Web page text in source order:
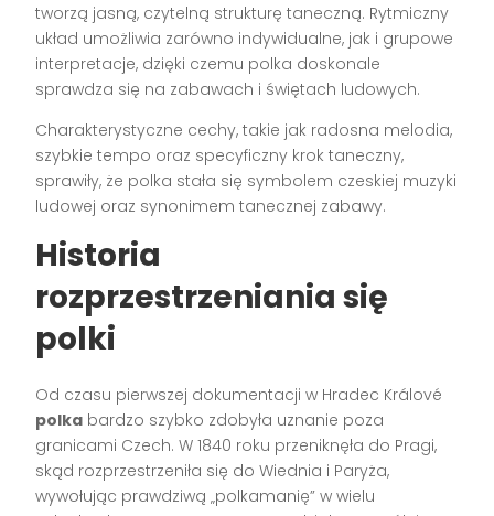
tworzą jasną, czytelną strukturę taneczną. Rytmiczny
układ umożliwia zarówno indywidualne, jak i grupowe
interpretacje, dzięki czemu polka doskonale
sprawdza się na zabawach i świętach ludowych.
Charakterystyczne cechy, takie jak radosna melodia,
szybkie tempo oraz specyficzny krok taneczny,
sprawiły, że polka stała się symbolem czeskiej muzyki
ludowej oraz synonimem tanecznej zabawy.
Historia
rozprzestrzeniania się
polki
Od czasu pierwszej dokumentacji w Hradec Králové
polka bardzo szybko zdobyła uznanie poza
granicami Czech. W 1840 roku przeniknęła do Pragi,
skąd rozprzestrzeniła się do Wiednia i Paryża,
wywołując prawdziwą „polkamanię” w wielu